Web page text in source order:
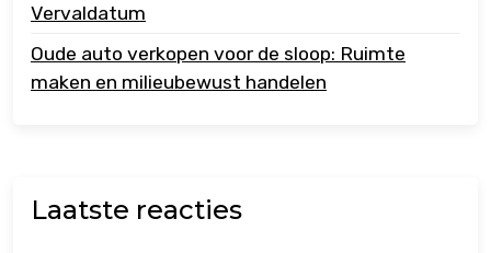
Vervaldatum
Oude auto verkopen voor de sloop: Ruimte
maken en milieubewust handelen
Laatste reacties